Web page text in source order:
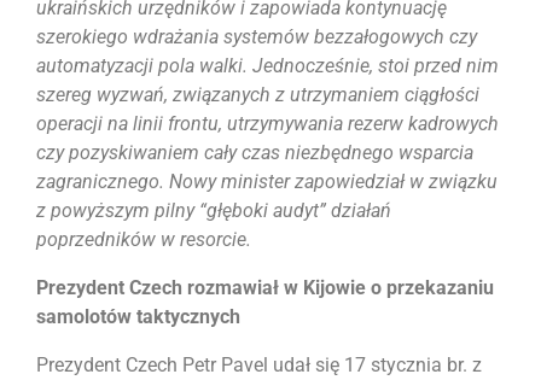
ukraińskich urzędników i zapowiada kontynuację
szerokiego wdrażania systemów bezzałogowych czy
automatyzacji pola walki. Jednocześnie, stoi przed nim
szereg wyzwań, związanych z utrzymaniem ciągłości
operacji na linii frontu, utrzymywania rezerw kadrowych
czy pozyskiwaniem cały czas niezbędnego wsparcia
zagranicznego. Nowy minister zapowiedział w związku
z powyższym pilny “głęboki audyt” działań
poprzedników w resorcie.
Prezydent Czech rozmawiał w Kijowie o przekazaniu
samolotów taktycznych
Prezydent Czech Petr Pavel udał się 17 stycznia br. z